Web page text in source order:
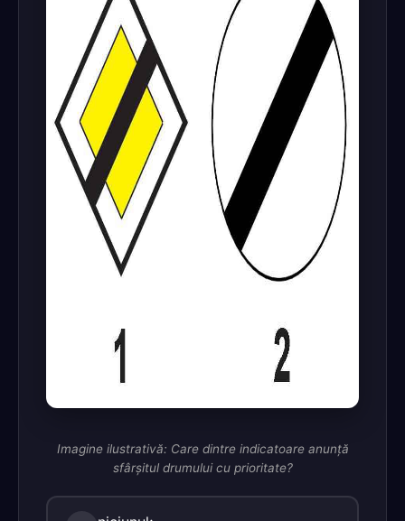
Imagine ilustrativă: Care dintre indicatoare anunţă
sfârşitul drumului cu prioritate?